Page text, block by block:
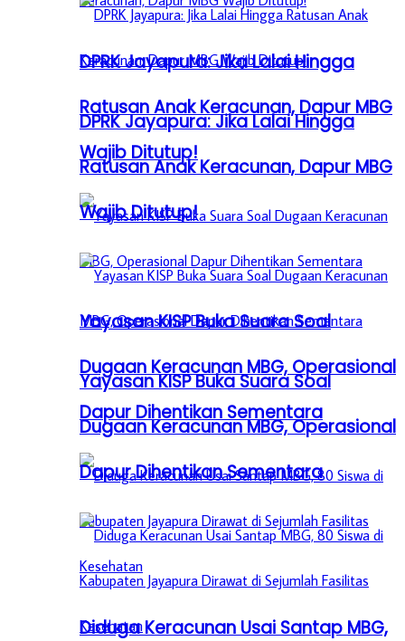
DPRK Jayapura: Jika Lalai Hingga
Ratusan Anak Keracunan, Dapur MBG
Wajib Ditutup!
Yayasan KISP Buka Suara Soal
Dugaan Keracunan MBG, Operasional
Dapur Dihentikan Sementara
Diduga Keracunan Usai Santap MBG,
DPRK Jayapura: Jika Lalai Hingga
Ratusan Anak Keracunan, Dapur MBG
Wajib Ditutup!
Yayasan KISP Buka Suara Soal
Dugaan Keracunan MBG, Operasional
Dapur Dihentikan Sementara